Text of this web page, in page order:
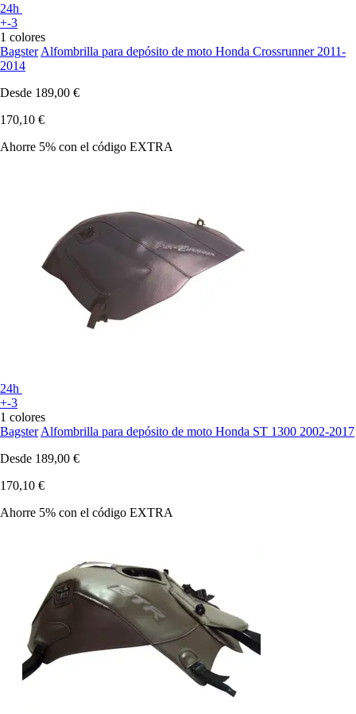
24h
+-3
1 colores
Bagster Alfombrilla para depósito de moto Honda Crossrunner 2011-
2014
Desde 189,00 €
170,10 €
Ahorre 5% con el código EXTRA
24h
+-3
1 colores
Bagster Alfombrilla para depósito de moto Honda ST 1300 2002-2017
Desde 189,00 €
170,10 €
Ahorre 5% con el código EXTRA